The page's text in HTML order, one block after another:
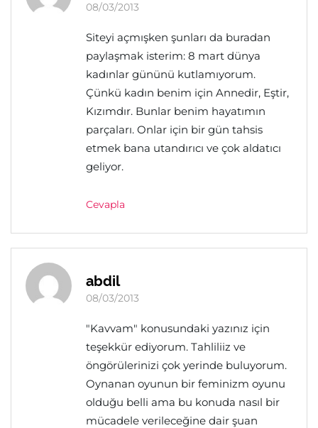
08/03/2013
Siteyi açmışken şunları da buradan
paylaşmak isterim: 8 mart dünya
kadınlar gününü kutlamıyorum.
Çünkü kadın benim için Annedir, Eştir,
Kızımdır. Bunlar benim hayatımın
parçaları. Onlar için bir gün tahsis
etmek bana utandırıcı ve çok aldatıcı
geliyor.
Cevapla
abdil
08/03/2013
"Kavvam" konusundaki yazınız için
teşekkür ediyorum. Tahliliiz ve
öngörülerinizi çok yerinde buluyorum.
Oynanan oyunun bir feminizm oyunu
olduğu belli ama bu konuda nasıl bir
mücadele verileceğine dair şuan